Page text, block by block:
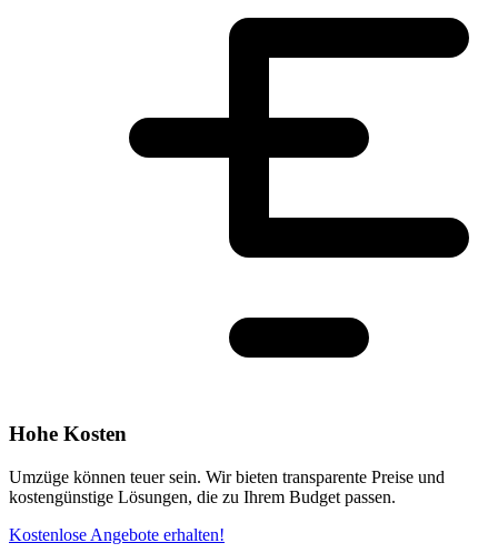
Hohe Kosten
Umzüge können teuer sein. Wir bieten transparente Preise und
kostengünstige Lösungen, die zu Ihrem Budget passen.
Kostenlose Angebote erhalten!